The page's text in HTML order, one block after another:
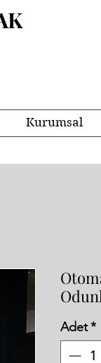
Kurumsal
Adet*